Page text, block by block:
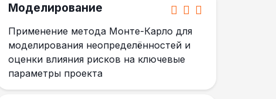
Моделирование
Применение метода Монте-Карло для
моделирования неопределённостей и
оценки влияния рисков на ключевые
параметры проекта